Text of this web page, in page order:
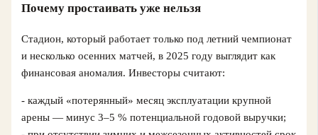
Почему простаивать уже нельзя
Стадион, который работает только под летний чемпионат
и несколько осенних матчей, в 2025 году выглядит как
финансовая аномалия. Инвесторы считают:
- каждый «потерянный» месяц эксплуатации крупной
арены — минус 3–5 % потенциальной годовой выручки;